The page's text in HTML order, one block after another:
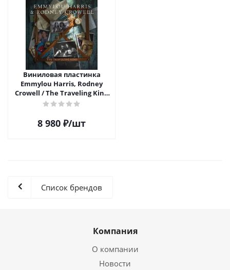
Виниловая пластинка
Emmylou Harris, Rodney
Crowell / The Traveling Kind
(LP)
8 980 ₽/шт
Список брендов
Компания
О компании
Новости